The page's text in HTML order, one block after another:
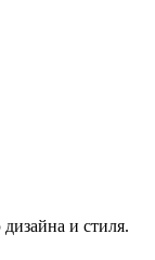
и стиля.